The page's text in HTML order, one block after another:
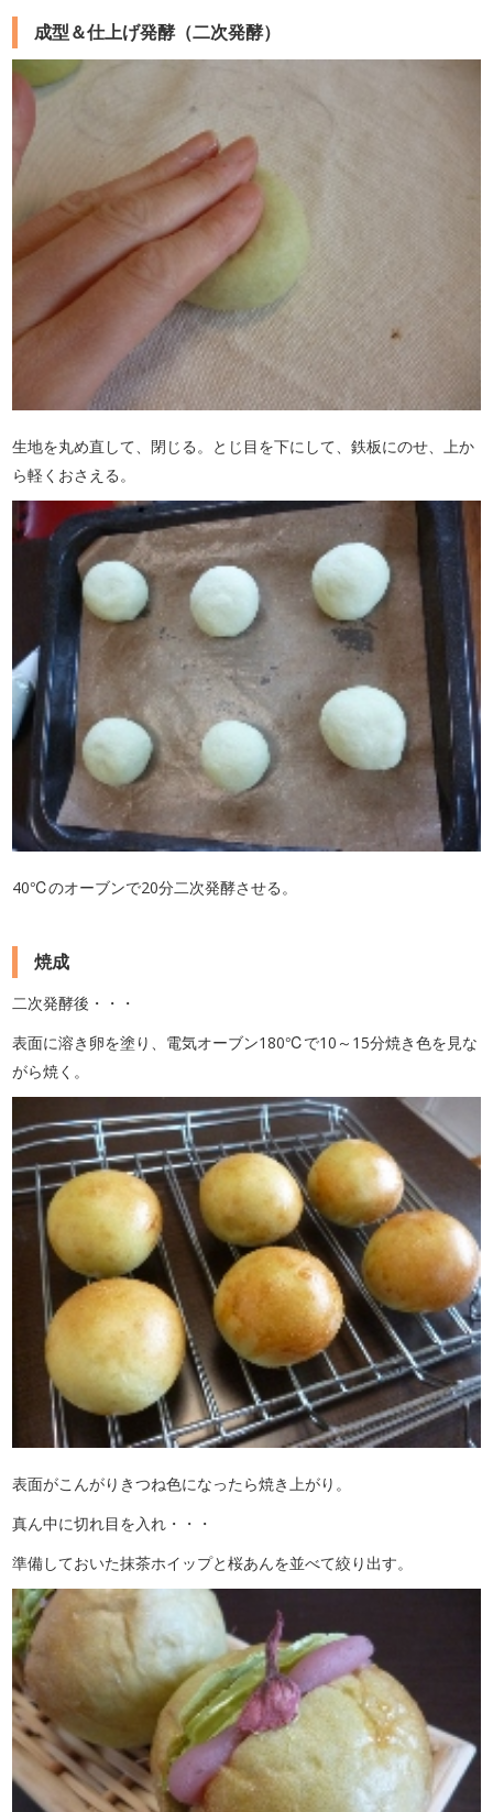
成型＆仕上げ発酵（二次発酵）
生地を丸め直して、閉じる。とじ目を下にして、鉄板にのせ、上か
ら軽くおさえる。
40℃のオーブンで20分二次発酵させる。
焼成
二次発酵後・・・
表面に溶き卵を塗り、電気オーブン180℃で10～15分焼き色を見な
がら焼く。
表面がこんがりきつね色になったら焼き上がり。
真ん中に切れ目を入れ・・・
準備しておいた抹茶ホイップと桜あんを並べて絞り出す。